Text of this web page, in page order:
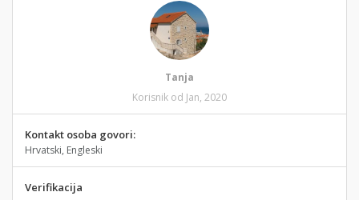
Tanja
Korisnik od Jan, 2020
Kontakt osoba govori:
Hrvatski, Engleski
Verifikacija